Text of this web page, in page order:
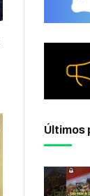
Últimos